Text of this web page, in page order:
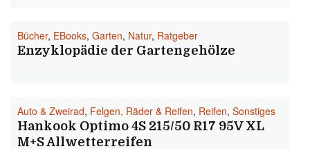
Bücher, EBooks, Garten, Natur, Ratgeber
Enzyklopädie der Gartengehölze
Auto & Zweirad, Felgen, Räder & Reifen, Reifen, Sonstiges
Hankook Optimo 4S 215/50 R17 95V XL
M+S Allwetterreifen